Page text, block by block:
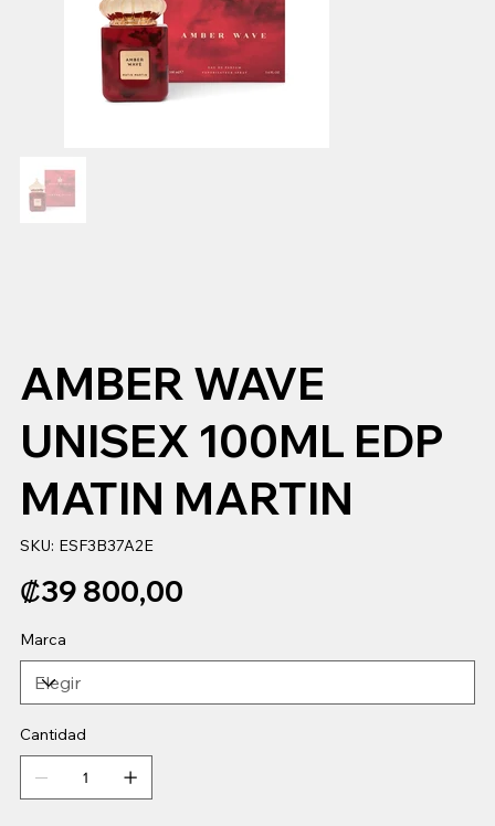
AMBER WAVE
UNISEX 100ML EDP
MATIN MARTIN
SKU: SKU
ESF3B37A2E
ESF3B37A2E
Precio
₡39 800,00
Marca
Cantidad